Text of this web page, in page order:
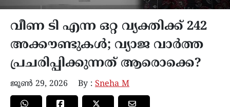
വീണ ടി എന്ന ഒറ്റ വ്യക്തിക്ക് 242
അക്കൗണ്ടുകൾ; വ്യാജ വാർത്ത
പ്രചരിപ്പിക്കുന്നത് ആരൊക്കെ?
ജൂൺ 29, 2026 By : Sneha M